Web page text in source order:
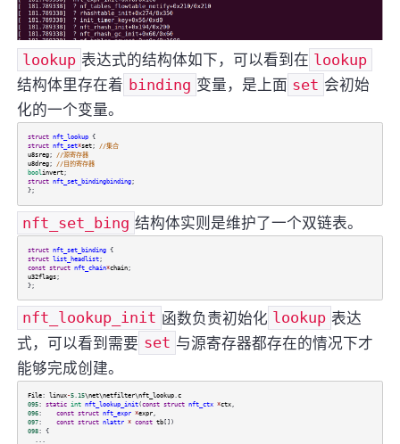
lookup 表达式的结构体如下，可以看到在 lookup
结构体里存在着 binding 变量，是上面 set 会初始
化的一个变量。
struct nft_lookup{
struct nft_set*set;
//集合
u8sreg;
//源寄存器
u8dreg;
//目的寄存器
boolinvert;
struct nft_set_bindingbinding;
};
nft_set_bing 结构体实则是维护了一个双链表。
struct nft_set_binding{
struct list_headlist;
const struct nft_chain*chain;
u32flags;
};
nft_lookup_init 函数负责初始化 lookup 表达
式，可以看到需要 set 与源寄存器都存在的情况下才
能够完成创建。
File: linux-5.15\net\netfilter\nft_lookup. c
095: static int nft_lookup_init(const struct nft_ctx *ctx,
096: const struct nft_expr *expr,
097: const struct nlattr * const tb[])
098: {